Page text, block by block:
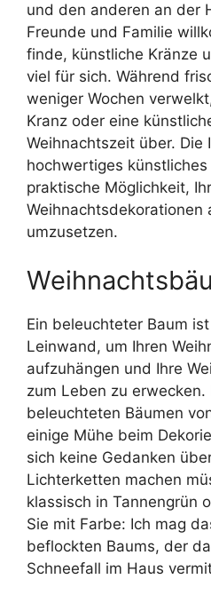
und den anderen an der
Freunde und Familie
finde, künstliche Kränze
viel für sich. Während
weniger Wochen
Kranz oder eine
Weihnachtszeit über. Die
hochwertiges
praktische Möglichkeit,
Weihnachtsdekorationen
umzusetzen.
Ein beleuchteter Baum
Leinwand, um Ihren
aufzuhängen und Ihre
zum Leben zu erwecken.
beleuchteten Bäumen
einige Mühe beim
sich keine Gedanken
Lichterketten machen
klassisch in Tannengrün
Sie mit Farbe: Ich mag
beflockten Baums, der
Schneefall im Haus